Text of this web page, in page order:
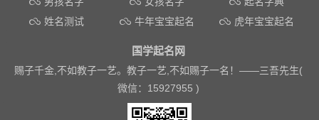
姓名测试
牛年宝宝起名 虎年宝宝起名
国学起名网
赐子千金,不如教子一艺。教子一艺,不如赐子一名！——三吾先生(
微信：15927955 )